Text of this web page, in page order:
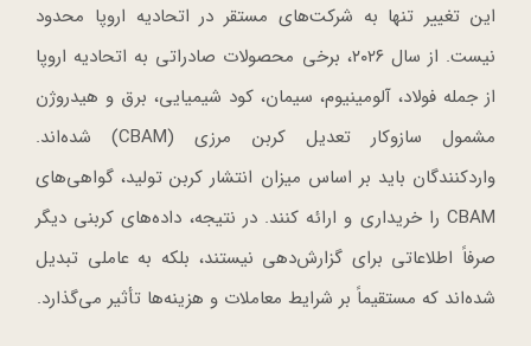
این تغییر تنها به شرکت‌های مستقر در اتحادیه اروپا محدود
نیست. از سال ۲۰۲۶، برخی محصولات صادراتی به اتحادیه اروپا
از جمله فولاد، آلومینیوم، سیمان، کود شیمیایی، برق و هیدروژن
مشمول سازوکار تعدیل کربن مرزی (CBAM) شده‌اند.
واردکنندگان باید بر اساس میزان انتشار کربن تولید، گواهی‌های
CBAM را خریداری و ارائه کنند. در نتیجه، داده‌های کربنی دیگر
صرفاً اطلاعاتی برای گزارش‌دهی نیستند، بلکه به عاملی تبدیل
شده‌اند که مستقیماً بر شرایط معاملات و هزینه‌ها تأثیر می‌گذارد.